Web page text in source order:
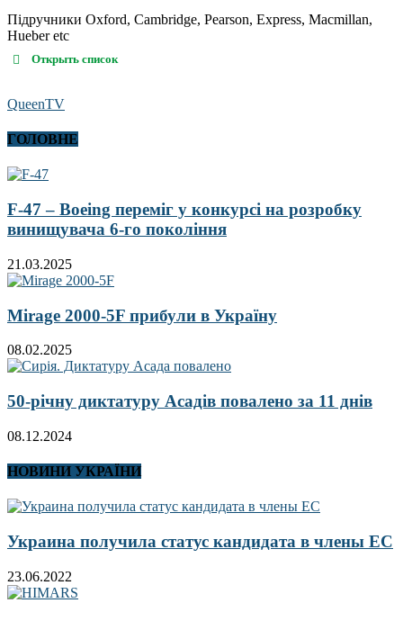
Підручники Oxford, Cambridge, Pearson, Express, Macmillan,
Hueber etc
Открыть список
QueenTV
ГОЛОВНЕ
F-47 – Boeing переміг у конкурсі на розробку
винищувача 6-го покоління
21.03.2025
Mirage 2000-5F прибули в Україну
08.02.2025
50-річну диктатуру Асадів повалено за 11 днів
08.12.2024
НОВИНИ УКРАЇНИ
Украина получила статус кандидата в члены ЕС
23.06.2022